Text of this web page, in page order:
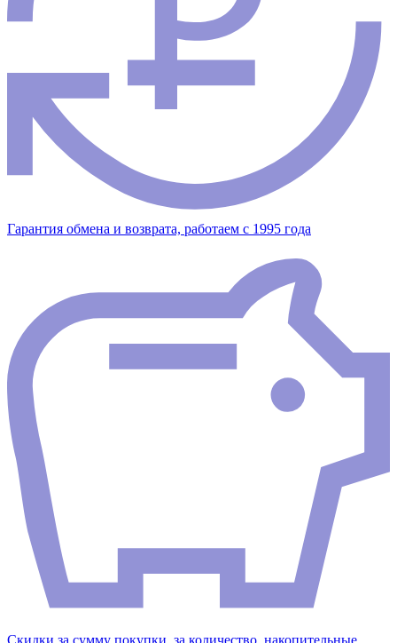
Гарантия обмена и возврата, работаем с 1995 года